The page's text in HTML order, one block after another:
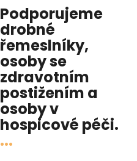
Podporujeme
drobné
řemeslníky,
osoby se
zdravotním
postižením a
osoby v
hospicové péči.
...